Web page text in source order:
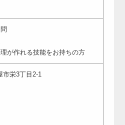
が作れる技能をお持ちの方
市栄3丁目2-1